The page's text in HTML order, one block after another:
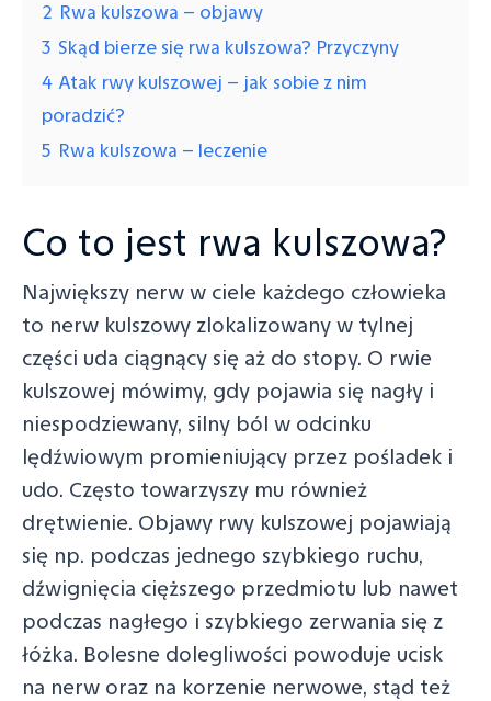
2 Rwa kulszowa – objawy
3 Skąd bierze się rwa kulszowa? Przyczyny
4 Atak rwy kulszowej – jak sobie z nim
poradzić?
5 Rwa kulszowa – leczenie
Co to jest rwa kulszowa?
Największy nerw w ciele każdego człowieka
to nerw kulszowy zlokalizowany w tylnej
części uda ciągnący się aż do stopy. O rwie
kulszowej mówimy, gdy pojawia się nagły i
niespodziewany, silny ból w odcinku
lędźwiowym promieniujący przez pośladek i
udo. Często towarzyszy mu również
drętwienie. Objawy rwy kulszowej pojawiają
się np. podczas jednego szybkiego ruchu,
dźwignięcia cięższego przedmiotu lub nawet
podczas nagłego i szybkiego zerwania się z
łóżka. Bolesne dolegliwości powoduje ucisk
na nerw oraz na korzenie nerwowe, stąd też